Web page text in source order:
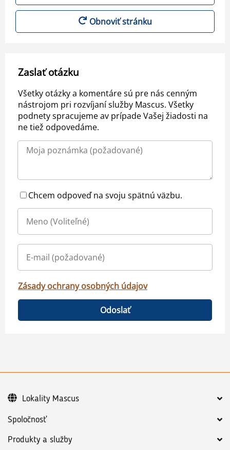
Obnoviť stránku
Zaslať otázku
Všetky otázky a komentáre sú pre nás cenným
nástrojom pri rozvíjaní služby Mascus. Všetky
podnety spracujeme av prípade Vašej žiadosti na
ne tiež odpovedáme.
Chcem odpoveď na svoju spätnú väzbu.
Zásady ochrany osobných údajov
Odoslať
Spoločnosť
Produkty a služby
Lokality Mascus